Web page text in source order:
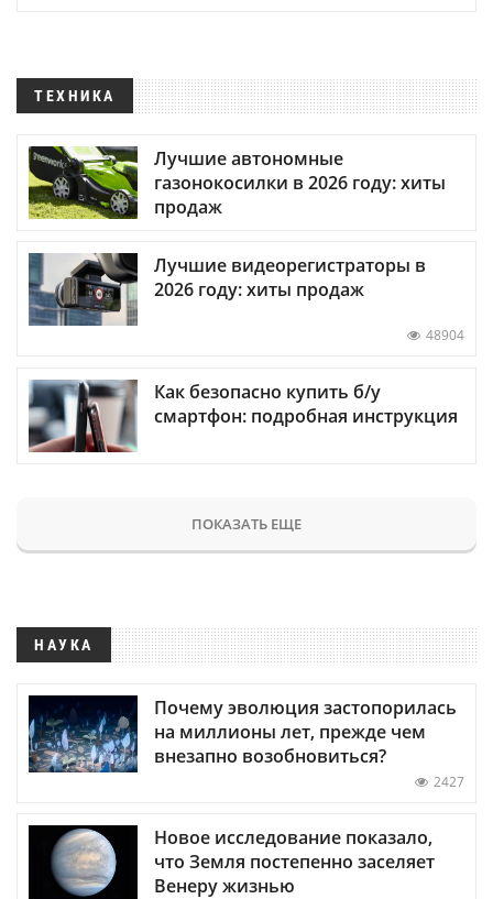
ТЕХНИКА
Лучшие автономные
газонокосилки в 2026 году: хиты
продаж
Лучшие видеорегистраторы в
2026 году: хиты продаж
48904
Как безопасно купить б/у
смартфон: подробная инструкция
ПОКАЗАТЬ ЕЩЕ
НАУКА
Почему эволюция застопорилась
на миллионы лет, прежде чем
внезапно возобновиться?
2427
Новое исследование показало,
что Земля постепенно заселяет
Венеру жизнью